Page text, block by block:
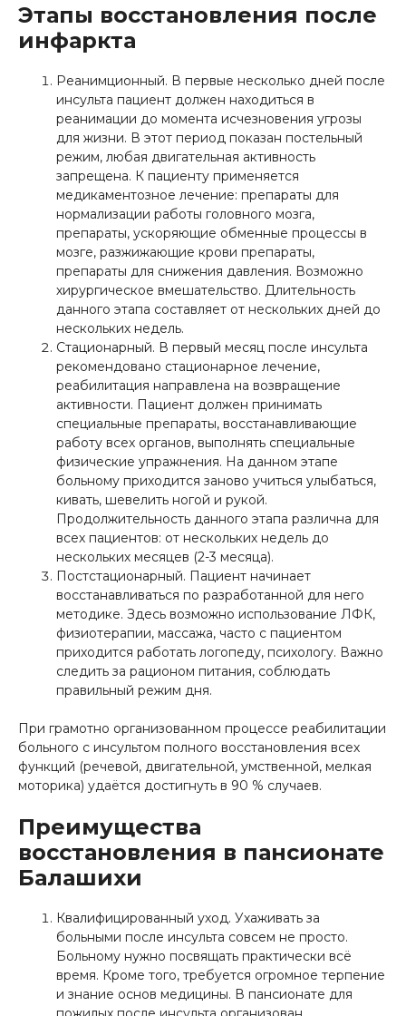
Этапы восстановления после
инфаркта
Реанимционный. В первые несколько дней после
инсульта пациент должен находиться в
реанимации до момента исчезновения угрозы
для жизни. В этот период показан постельный
режим, любая двигательная активность
запрещена. К пациенту применяется
медикаментозное лечение: препараты для
нормализации работы головного мозга,
препараты, ускоряющие обменные процессы в
мозге, разжижающие крови препараты,
препараты для снижения давления. Возможно
хирургическое вмешательство. Длительность
данного этапа составляет от нескольких дней до
нескольких недель.
Стационарный. В первый месяц после инсульта
рекомендовано стационарное лечение,
реабилитация направлена на возвращение
активности. Пациент должен принимать
специальные препараты, восстанавливающие
работу всех органов, выполнять специальные
физические упражнения. На данном этапе
больному приходится заново учиться улыбаться,
кивать, шевелить ногой и рукой.
Продолжительность данного этапа различна для
всех пациентов: от нескольких недель до
нескольких месяцев (2-3 месяца).
Постстационарный. Пациент начинает
восстанавливаться по разработанной для него
методике. Здесь возможно использование ЛФК,
физиотерапии, массажа, часто с пациентом
приходится работать логопеду, психологу. Важно
следить за рационом питания, соблюдать
правильный режим дня.
При грамотно организованном процессе реабилитации
больного с инсультом полного восстановления всех
функций (речевой, двигательной, умственной, мелкая
моторика) удаётся достигнуть в 90 % случаев.
Преимущества
восстановления в пансионате
Балашихи
Квалифицированный уход. Ухаживать за
больными после инсульта совсем не просто.
Больному нужно посвящать практически всё
время. Кроме того, требуется огромное терпение
и знание основ медицины. В пансионате для